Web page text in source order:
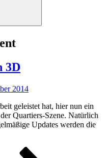
3D
2014
geleistet hat, hier nun ein
Quartiers-Szene. Natürlich
Updates werden die